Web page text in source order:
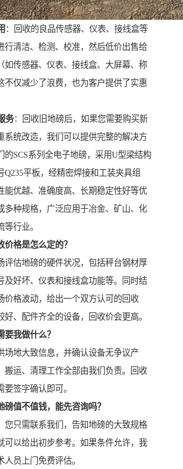
：回收的良品传感器、仪表、接线盒等
行清洁、检测、校准，然后低价出售给
如传感器、仪表、接线盒、大屏幕、称
不仅减少了浪费，也为客户提供了实惠
务：回收旧地磅后，如果您需要购买新
系统改造，我们可以提供完整的解决方
的SCS系列全电子地磅，采用U型梁结构
Q235平板，经精密焊接和工装夹具组
能优越、准确度高、长期稳定性好等优
多种规格，广泛应用于冶金、矿山、化
行业。
价格是怎么定的？
评估地磅的硬件状况，包括秤台钢材厚
及好坏、仪表和接线盒功能等。同时结
价格波动，给出一个双方认可的回收
好、配件齐全的设备，回收价会更高。
要我做什么？
场地大致信息，并确认设备无争议产
搬运、清理工作全部由我们负责。回收
签字确认即可。
磅值不值钱，能先咨询吗？
您只需联系我们，告知地磅的大致规格
可以给出初步参考。如果条件允许，我
员上门免费评估。